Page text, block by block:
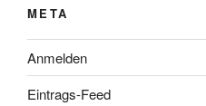
META
Anmelden
Eintrags-Feed